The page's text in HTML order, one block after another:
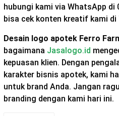
hubungi kami via WhatsApp di
bisa cek konten kreatif kami
Desain logo apotek Ferro
bagaimana Jasalogo.id
kepuasan klien. Dengan
karakter bisnis apotek, kami
untuk brand Anda. Jangan
branding dengan kami hari ini.